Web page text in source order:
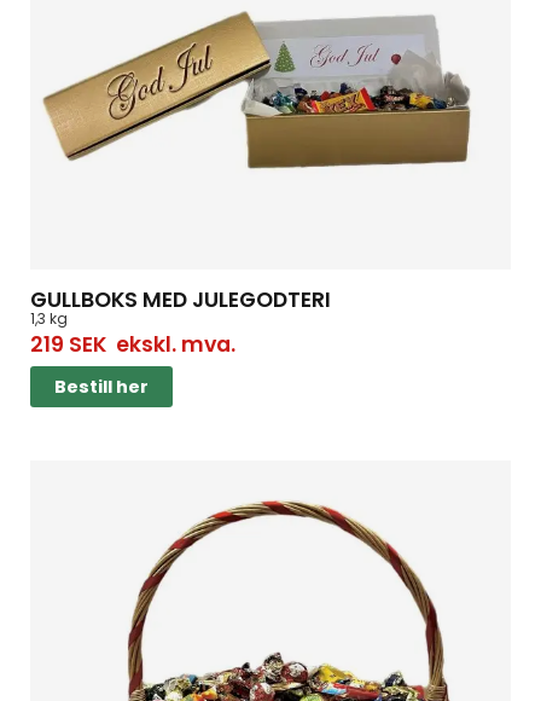
GULLBOKS MED JULEGODTERI
1,3 kg
219 SEKekskl. mva.
Bestill her